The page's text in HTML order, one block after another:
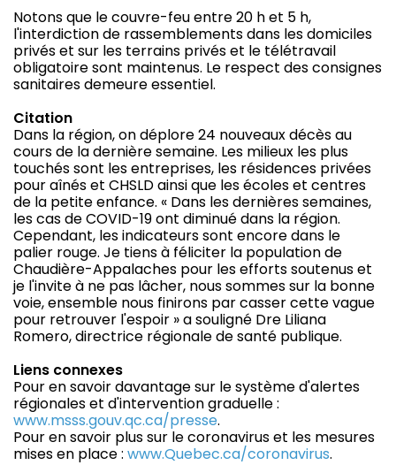
Notons que le couvre-feu entre 20 h et 5 h,
l'interdiction de rassemblements dans les domiciles
privés et sur les terrains privés et le télétravail
obligatoire sont maintenus. Le respect des consignes
sanitaires demeure essentiel.
Citation
Dans la région, on déplore 24 nouveaux décès au
cours de la dernière semaine. Les milieux les plus
touchés sont les entreprises, les résidences privées
pour aînés et CHSLD ainsi que les écoles et centres
de la petite enfance. « Dans les dernières semaines,
les cas de COVID-19 ont diminué dans la région.
Cependant, les indicateurs sont encore dans le
palier rouge. Je tiens à féliciter la population de
Chaudière-Appalaches pour les efforts soutenus et
je l'invite à ne pas lâcher, nous sommes sur la bonne
voie, ensemble nous finirons par casser cette vague
pour retrouver l'espoir » a souligné Dre Liliana
Romero, directrice régionale de santé publique.
Liens connexes
Pour en savoir davantage sur le système d'alertes
régionales et d'intervention graduelle :
www.msss.gouv.qc.ca/presse.
Pour en savoir plus sur le coronavirus et les mesures
mises en place : www.Quebec.ca/coronavirus.